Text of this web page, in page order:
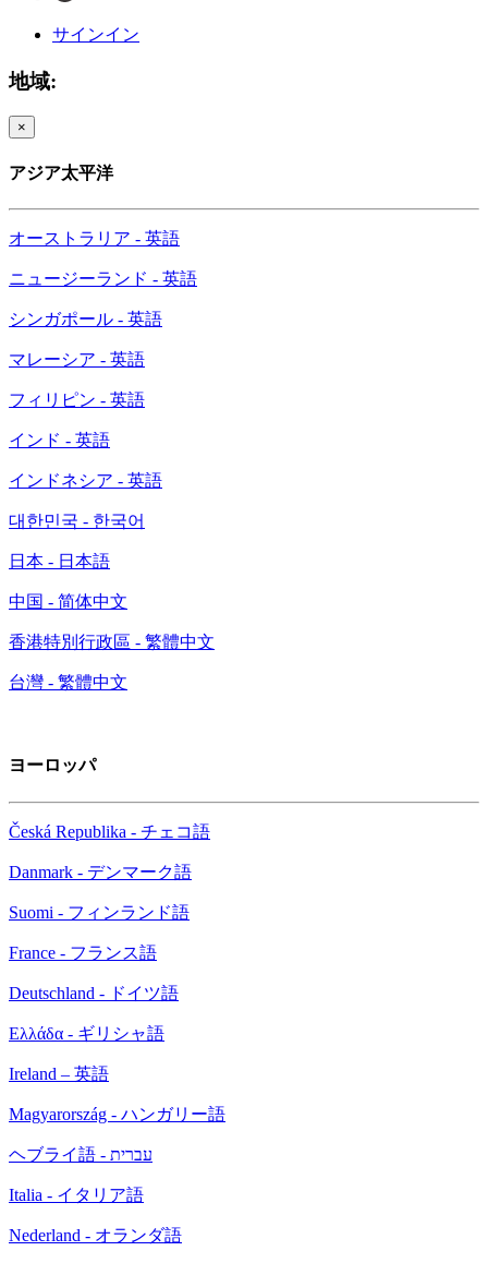
サインイン
地域:
×
アジア太平洋
オーストラリア - 英語
ニュージーランド - 英語
シンガポール - 英語
マレーシア - 英語
フィリピン - 英語
インド - 英語
インドネシア - 英語
대한민국 - 한국어
日本 - 日本語
中国 - 简体中文
香港特別行政區 - 繁體中文
台灣 - 繁體中文
ヨーロッパ
Česká Republika - チェコ語
Danmark - デンマーク語
Suomi - フィンランド語
France - フランス語
Deutschland - ドイツ語
Ελλάδα - ギリシャ語
Ireland – 英語
Magyarország - ハンガリー語
ヘブライ語 - עברית
Italia - イタリア語
Nederland - オランダ語